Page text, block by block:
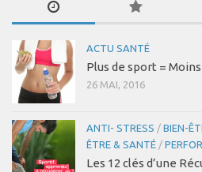
ACTU SANTÉ
Plus de sport =
26 MAI, 2016
ANTI- STRESS / BIEN-
ÊTRE & SANTÉ /
Les 12 clés d’une